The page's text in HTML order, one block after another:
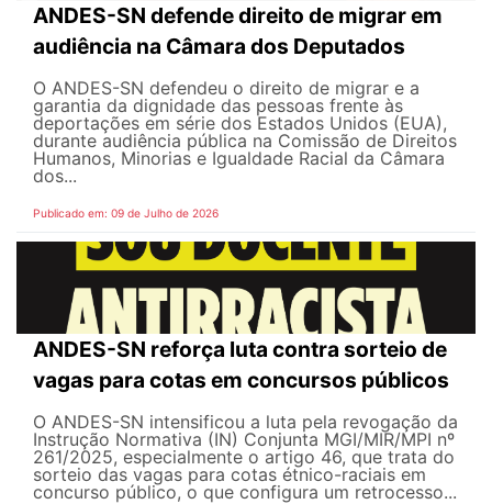
ANDES-SN defende direito de migrar em
audiência na Câmara dos Deputados
O ANDES-SN defendeu o direito de migrar e a
garantia da dignidade das pessoas frente às
deportações em série dos Estados Unidos (EUA),
durante audiência pública na Comissão de Direitos
Humanos, Minorias e Igualdade Racial da Câmara
dos...
Publicado em: 09 de Julho de 2026
ANDES-SN reforça luta contra sorteio de
vagas para cotas em concursos públicos
O ANDES-SN intensificou a luta pela revogação da
Instrução Normativa (IN) Conjunta MGI/MIR/MPI nº
261/2025, especialmente o artigo 46, que trata do
sorteio das vagas para cotas étnico-raciais em
concurso público, o que configura um retrocesso...